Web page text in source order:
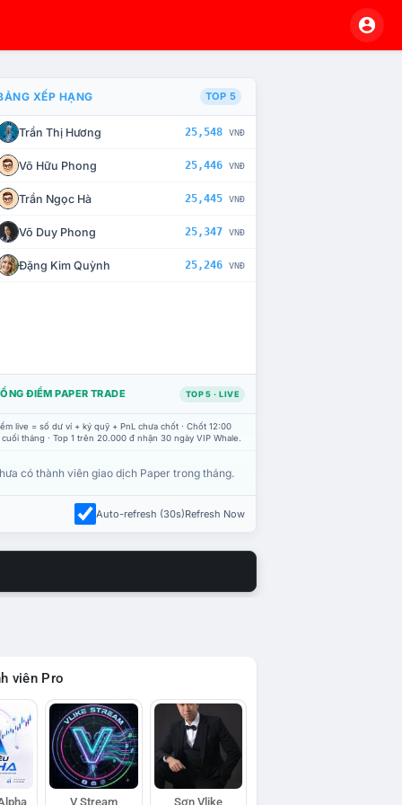
CHẾ TÀI XỬ LÝ VI PHẠM
XẾP HẠNG TOP 5
Trần Thị Hương 25,548 VNĐ
Võ Hữu Phong 25,446 VNĐ
Trần Ngọc Hà 25,445 VNĐ
Võ Duy Phong 25,347 VNĐ
Đặng Kim Quỳnh 25,246 VNĐ
ĐIỂM PAPER TRADE TOP 5 · LIVE
live = số dư ví + ký quỹ + PnL chưa chốt · Chốt 12:00
tháng · Top 1 trên 20.000 đ nhận 30 ngày VIP Whale.
có thành viên giao dịch Paper trong tháng.
Auto-refresh (30s)Refresh Now
viên Pro
V Stream Sơn Vlike